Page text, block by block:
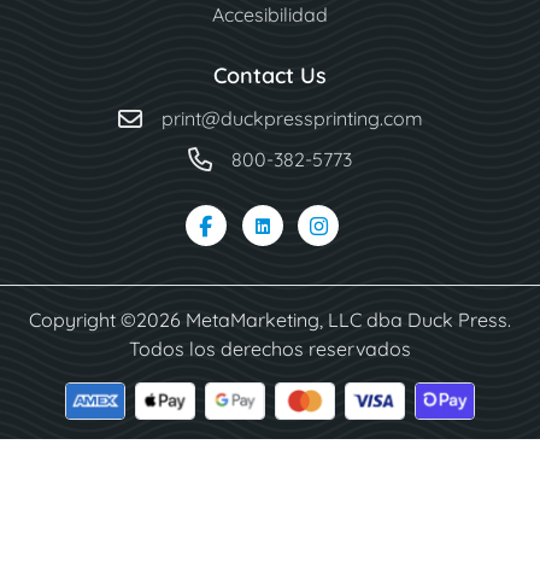
Accesibilidad
Contact Us
print@duckpressprinting.com
800-382-5773
Copyright ©2026 MetaMarketing, LLC dba Duck Press.
Todos los derechos reservados